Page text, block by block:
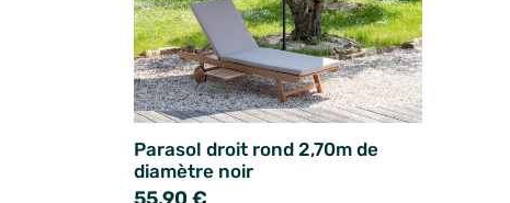
Parasol droit rond 2,70m de
diamètre noir